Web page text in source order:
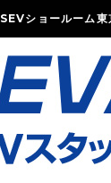
SEVショールーム東